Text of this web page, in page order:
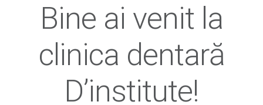
Bine ai venit la
clinica dentară
D’institute!